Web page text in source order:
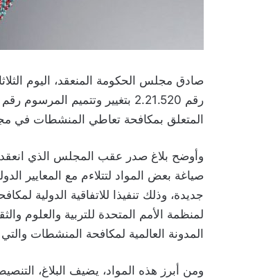
صادق مجلس الحكومة المنعقد، اليوم
المتعلق بمكافحة تعاطي المنشطات في
وأوضح بلاغ صدر عقب المجلس الذي انعقد
صياغة بعض المواد لتتلاءم مع المعايير
جديدة، وذلك تنفيذا للاتفاقية الدولية
المدونة العالمية لمكافحة المنشطات والتي تم نشرها
ومن أبرز هذه المواد، يضيف البلاغ،